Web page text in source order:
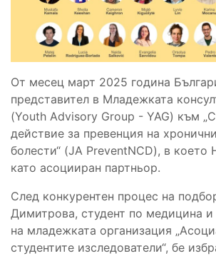
От месец март 2025 година
представител в Младежката
(Youth Advisory Group - YAG) към
действие за превенция на
болести“ (JA PreventNCD), в
като асоцииран партньор.
След конкурентен процес на
Димитрова, студент по медицина и
на младежката организация
студентите изследователи“, бе